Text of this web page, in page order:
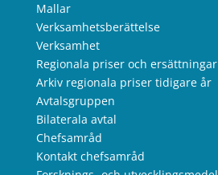
Mallar
Verksamhetsberättelse
Verksamhet
Regionala priser och ersättningar
Arkiv regionala priser tidigare år
Avtalsgruppen
Bilaterala avtal
Chefsamråd
Kontakt chefsamråd